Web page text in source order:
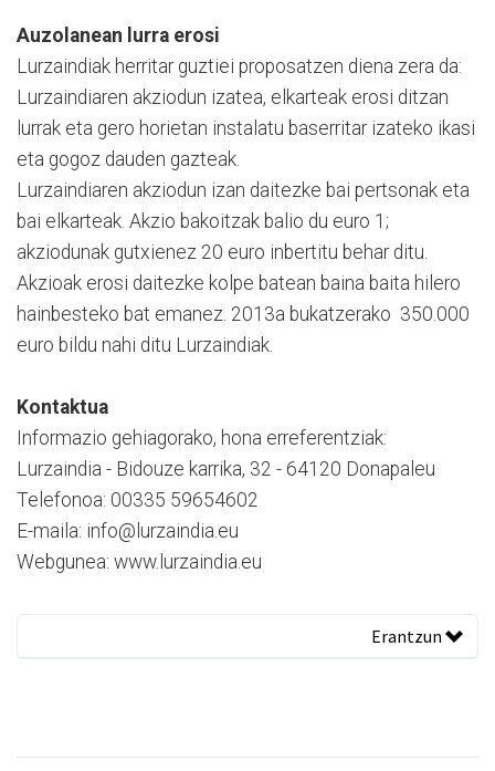
Auzolanean lurra erosi
Lurzaindiak herritar guztiei proposatzen diena zera da:
Lurzaindiaren akziodun izatea, elkarteak erosi ditzan
lurrak eta gero horietan instalatu baserritar izateko ikasi
eta gogoz dauden gazteak.
Lurzaindiaren akziodun izan daitezke bai pertsonak eta
bai elkarteak. Akzio bakoitzak balio du euro 1;
akziodunak gutxienez 20 euro inbertitu behar ditu.
Akzioak erosi daitezke kolpe batean baina baita hilero
hainbesteko bat emanez. 2013a bukatzerako 350.000
euro bildu nahi ditu Lurzaindiak.
Kontaktua
Informazio gehiagorako, hona erreferentziak:
Lurzaindia - Bidouze karrika, 32 - 64120 Donapaleu
Telefonoa: 00335 59654602
E-maila: info@lurzaindia.eu
Webgunea: www.lurzaindia.eu
Erantzun